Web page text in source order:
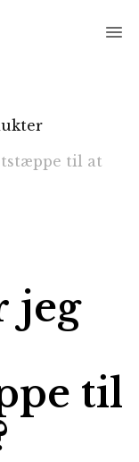
til at
jeg
til